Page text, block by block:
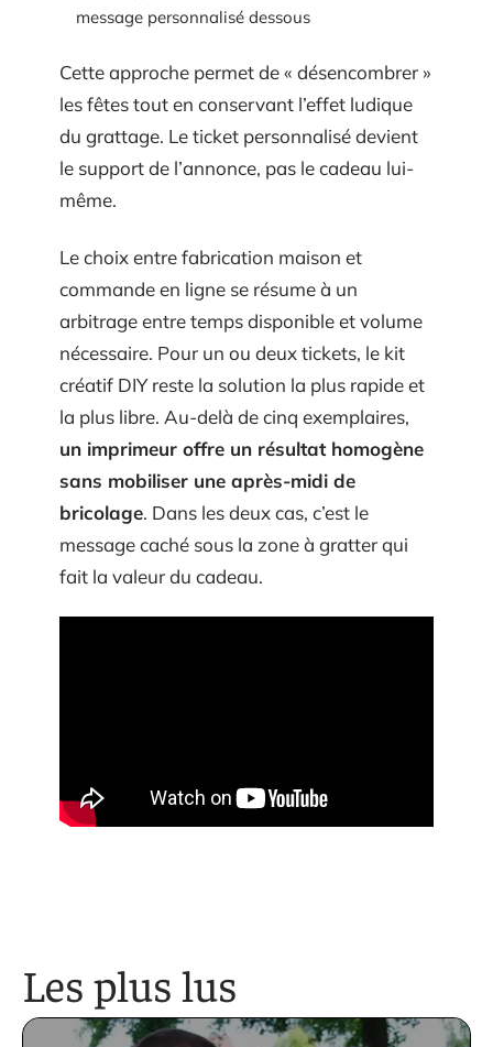
message personnalisé dessous
Cette approche permet de « désencombrer »
les fêtes tout en conservant l’effet ludique
du grattage. Le ticket personnalisé devient
le support de l’annonce, pas le cadeau lui-
même.
Le choix entre fabrication maison et
commande en ligne se résume à un
arbitrage entre temps disponible et volume
nécessaire. Pour un ou deux tickets, le kit
créatif DIY reste la solution la plus rapide et
la plus libre. Au-delà de cinq exemplaires,
un imprimeur offre un résultat homogène
sans mobiliser une après-midi de
bricolage. Dans les deux cas, c’est le
message caché sous la zone à gratter qui
fait la valeur du cadeau.
Les plus lus